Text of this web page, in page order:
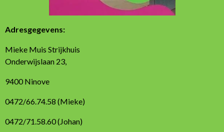
Adresgegevens:
Mieke Muis Strijkhuis
Onderwijslaan 23,
9400 Ninove
0472/66.74.58 (Mieke)
0472/71.58.60 (Johan)